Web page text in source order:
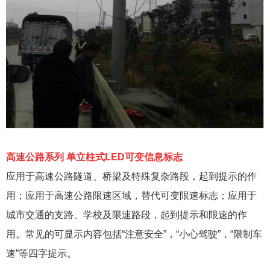
高速公路系列 单立柱式LED可变信息标志
应用于高速公路隧道、桥梁及特殊复杂路段，起到提示的作
用；应用于高速公路限速区域，替代可变限速标志；应用于
城市交通的支路、学校及限速路段，起到提示和限速的作
用。常见的可显示内容包括“注意安全”，“小心驾驶”，“限制车
速”等四字提示。